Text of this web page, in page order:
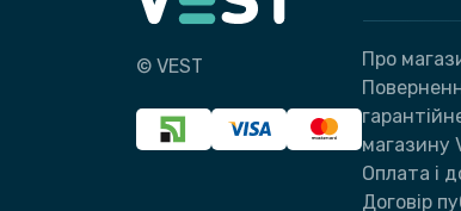
© VEST
Про
магазину
Оплата і
Договір